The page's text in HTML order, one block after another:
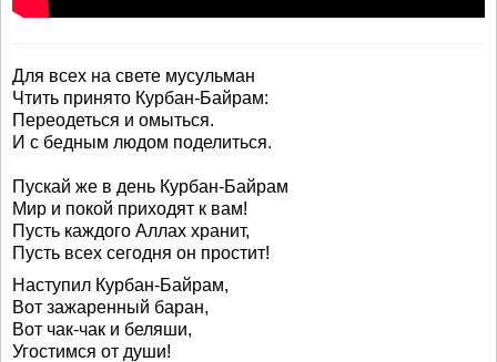
Для всех на свете мусульман
Чтить принято Курбан-Байрам:
Переодеться и омыться.
И с бедным людом поделиться.
Пускай же в день Курбан-Байрам
Мир и покой приходят к вам!
Пусть каждого Аллах хранит,
Пусть всех сегодня он простит!
Наступил Курбан-Байрам,
Вот зажаренный баран,
Вот чак-чак и беляши,
Угостимся от души!